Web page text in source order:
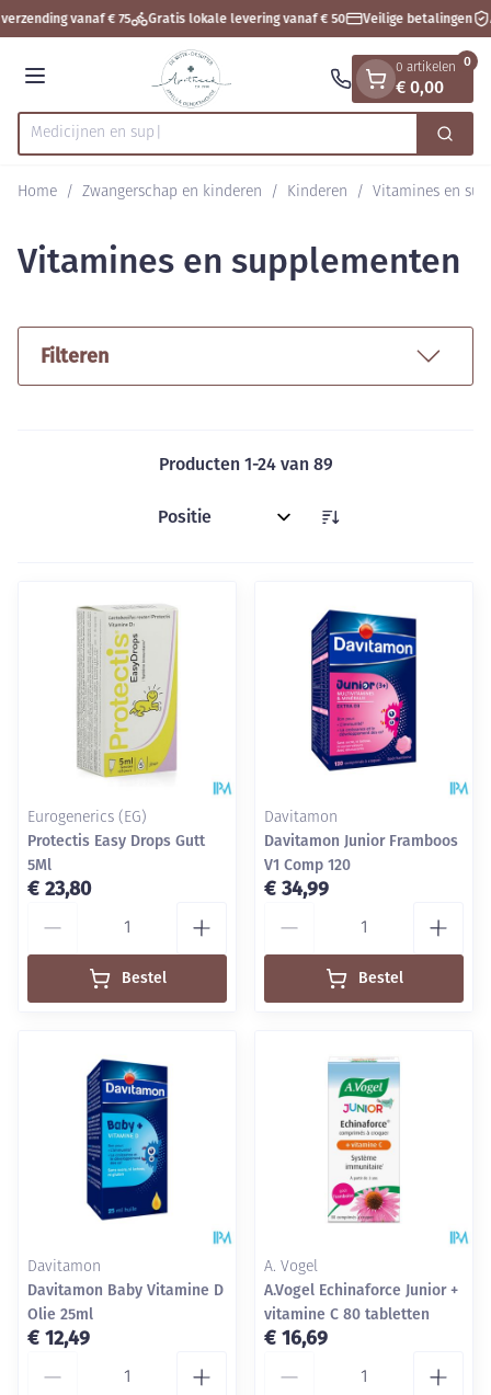
Ga naar de inhoud
1 van 1vanaf € 75 Gratis lokale levering vanaf € 50 Veilige betalingen
Menu
Product, merk, categorie... Zoek
0 artikelen
€ 0,00
0
Home / Zwangerschap en kinderen / Kinderen / Vitamines en
Vitamines en supplementen
Filteren
Producten 1-24van 89
Sorteer op:
Eurogenerics (EG)
Protectis Easy Drops Gutt
5Ml
€ 23,80
Bestel
Davitamon
Davitamon Junior Framboos
V1 Comp 120
€ 34,99
Bestel
Davitamon
Davitamon Baby Vitamine D
Olie 25ml
€ 12,49
A. Vogel
A.Vogel Echinaforce Junior +
vitamine C 80 tabletten
€ 16,69